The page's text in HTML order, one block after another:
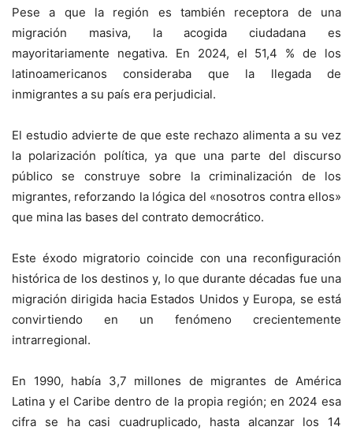
Pese a que la región es también receptora de una
migración masiva, la acogida ciudadana es
mayoritariamente negativa. En 2024, el 51,4 % de los
latinoamericanos consideraba que la llegada de
inmigrantes a su país era perjudicial.
El estudio advierte de que este rechazo alimenta a su vez
la polarización política, ya que una parte del discurso
público se construye sobre la criminalización de los
migrantes, reforzando la lógica del «nosotros contra ellos»
que mina las bases del contrato democrático.
Este éxodo migratorio coincide con una reconfiguración
histórica de los destinos y, lo que durante décadas fue una
migración dirigida hacia Estados Unidos y Europa, se está
convirtiendo en un fenómeno crecientemente
intrarregional.
En 1990, había 3,7 millones de migrantes de América
Latina y el Caribe dentro de la propia región; en 2024 esa
cifra se ha casi cuadruplicado, hasta alcanzar los 14